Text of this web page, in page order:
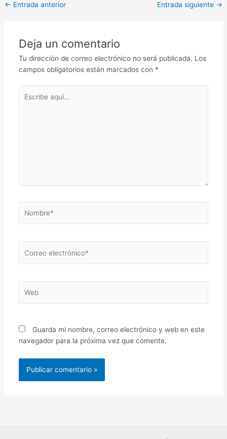
← Entrada anterior Entrada siguiente →
Deja un comentario
Tu dirección de correo electrónico no será publicada. Los
campos obligatorios están marcados con *
aquí...
electrónico*
Guarda mi nombre, correo electrónico y web en este
navegador para la próxima vez que comente.